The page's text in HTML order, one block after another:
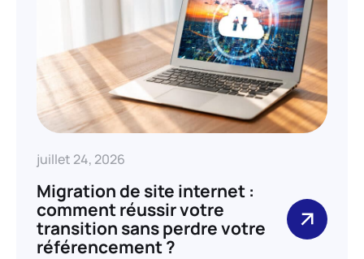
juillet 24, 2026
Migration de site internet :
comment réussir votre
transition sans perdre votre
référencement ?